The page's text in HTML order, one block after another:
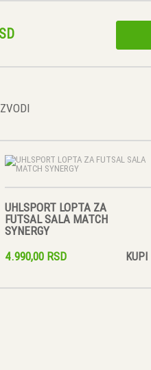
UHLSPORT LOPTA ZA
FUTSAL SALA MATCH
SYNERGY
4.990,00 RSD
KUPI